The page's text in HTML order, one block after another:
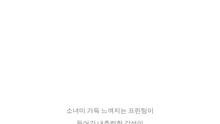
소녀미 가득 느껴지는 프린팅이